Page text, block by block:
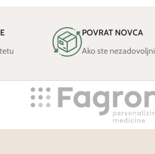
POVRAT NOVCA
Ako ste nezadovoljni